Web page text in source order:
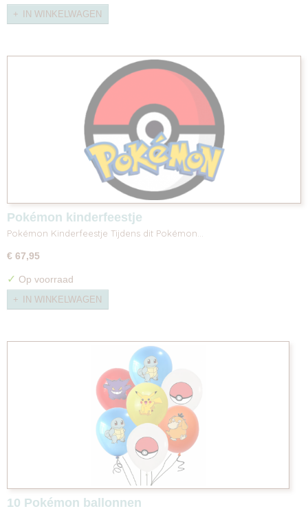
IN WINKELWAGEN
Pokémon kinderfeestje
Pokémon Kinderfeestje Tijdens dit Pokémon…
€ 67,95
✓ Op voorraad
IN WINKELWAGEN
10 Pokémon ballonnen